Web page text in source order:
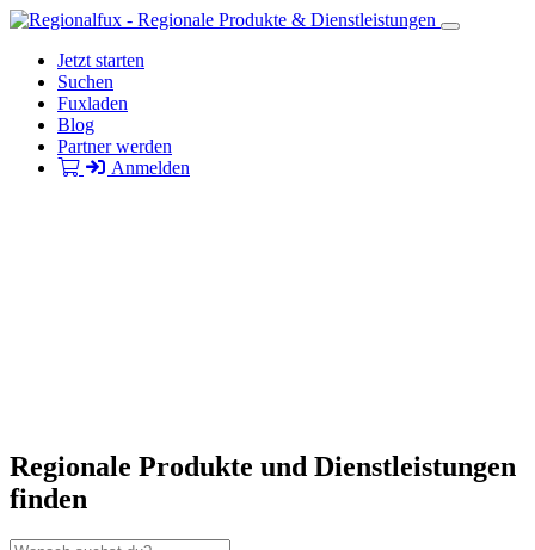
Jetzt starten
Suchen
Fuxladen
Blog
Partner werden
Anmelden
Regionale Produkte und Dienstleistungen
finden